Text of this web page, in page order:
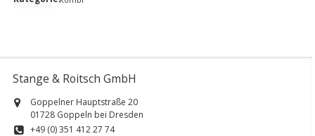
Stange & Roitsch GmbH
Goppelner Hauptstraße 20
01728 Goppeln bei Dresden
+49 (0) 351 412 27 74